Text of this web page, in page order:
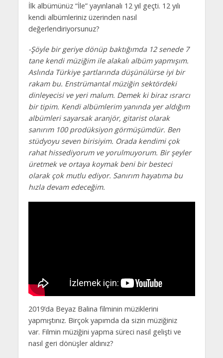
İlk albümünüz “İle” yayınlanalı 12 yıl geçti. 12 yılı
kendi albümleriniz üzerinden nasıl
değerlendiriyorsunuz?
-Şöyle bir geriye dönüp baktığımda 12 senede 7
tane kendi müziğim ile alakalı albüm yapmışım.
Aslında Türkiye şartlarında düşünülürse iyi bir
rakam bu. Enstrümantal müziğin sektördeki
dinleyecisi ve yeri malum. Demek ki biraz ısrarcı
bir tipim. Kendi albümlerim yanında yer aldığım
albümleri sayarsak aranjör, gitarist olarak
sanırım 100 prodüksiyon görmüşümdür. Ben
stüdyoyu seven birisiyim. Orada kendimi çok
rahat hissediyorum ve yorulmuyorum. Bir şeyler
üretmek ve ortaya koymak beni bir besteci
olarak çok mutlu ediyor. Sanırım hayatıma bu
hızla devam edeceğim.
2019’da Beyaz Balina filminin müziklerini
yapmıştınız. Birçok yapımda da sizin müziğiniz
var. Filmin müziğini yapma süreci nasıl gelişti ve
nasıl geri dönüşler aldınız?